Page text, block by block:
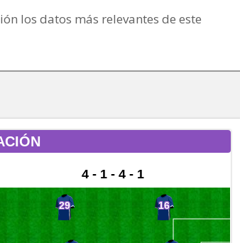
los datos más relevantes de este